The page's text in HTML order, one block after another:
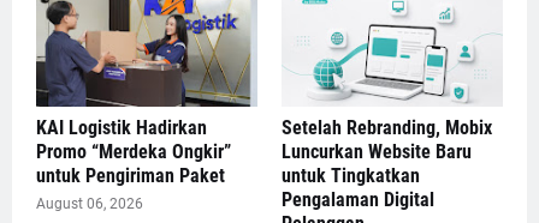
KAI Logistik Hadirkan
Promo “Merdeka Ongkir”
untuk Pengiriman Paket
August 06, 2026
Setelah Rebranding, Mobix
Luncurkan Website Baru
untuk Tingkatkan
Pengalaman Digital